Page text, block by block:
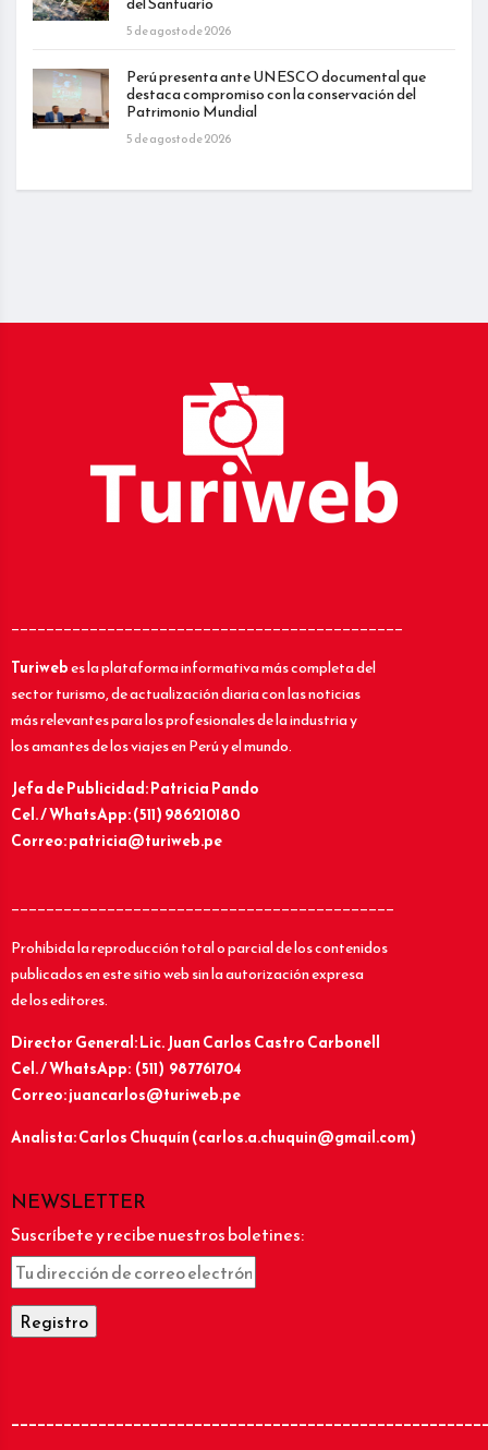
5 de agosto de 2026
Perú presenta ante UNESCO documental que
destaca compromiso con la conservación del
Patrimonio Mundial
5 de agosto de 2026
_____________________________________________
Turiwebes la plataforma informativa más completa del
sector turismo, de actualización diaria con las noticias
más relevantes para los profesionales de la industria y
los amantes de los viajes en Perú y el mundo.
Jefa de Publicidad: Patricia Pando
Cel. / WhatsApp: (511) 986210180
Correo: patricia@turiweb.pe
____________________________________________
Prohibida la reproducción total o parcial de los contenidos
publicados en este sitio web sin la autorización expresa
de los editores.
Director General: Lic.Juan Carlos Castro Carbonell
Cel. / WhatsApp: (511) 987761704
Correo: juancarlos@turiweb.pe
Analista: Carlos Chuquín (carlos.a.chuquin@gmail.com)
NEWSLETTER
Suscríbete y recibe nuestros boletines: